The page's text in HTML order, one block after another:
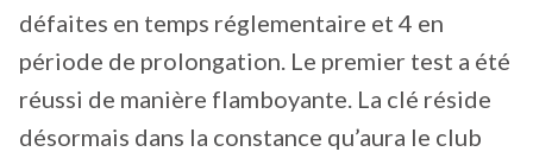
défaites en temps réglementaire et 4 en
période de prolongation. Le premier test a été
réussi de manière flamboyante. La clé réside
désormais dans la constance qu’aura le club